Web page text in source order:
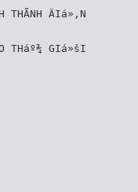
THÃNH ÄIá»‚N
THáº¾ GIá»šI